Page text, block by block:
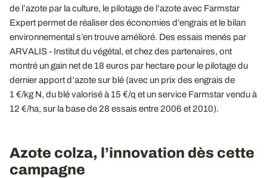
de l’azote par la culture, le pilotage de l’azote avec Farmstar
Expert permet de réaliser des économies d’engrais et le bilan
environnemental s’en trouve amélioré. Des essais menés par
ARVALIS - Institut du végétal, et chez des partenaires, ont
montré un gain net de 18 euros par hectare pour le pilotage du
dernier apport d’azote sur blé (avec un prix des engrais de
1 €/kg N, du blé valorisé à 15 €/q et un service Farmstar vendu à
12 €/ha, sur la base de 28 essais entre 2006 et 2010).
Azote colza, l’innovation dès cette
campagne